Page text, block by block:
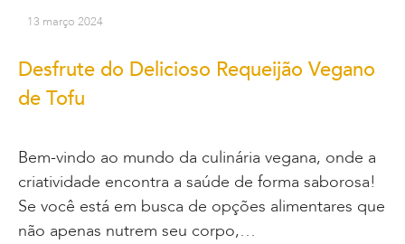
13 março 2024
Desfrute do Delicioso Requeijão Vegano
de Tofu
Bem-vindo ao mundo da culinária vegana, onde a
criatividade encontra a saúde de forma saborosa!
Se você está em busca de opções alimentares que
não apenas nutrem seu corpo,…